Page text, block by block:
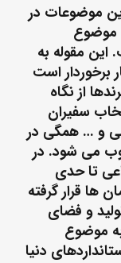
موضوعات در
موضوع
این مقوله به
برخوردار است
از نگاه
سفیران
و … همگی در
می شود. در
تا حدی
ها قرار گرفته
و فضای
موضوع
دنیا